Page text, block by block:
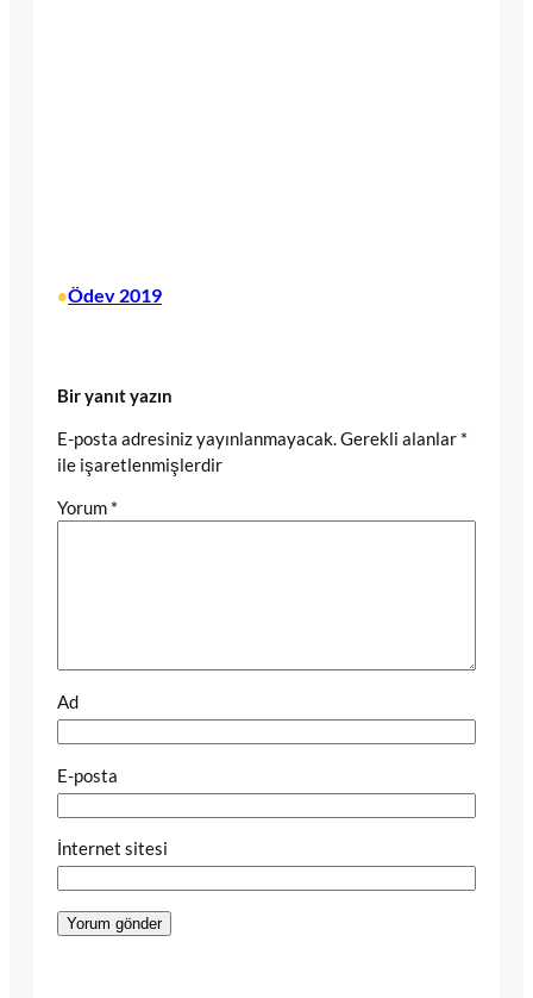
•Ödev 2019
Bir yanıt yazın
E-posta adresiniz yayınlanmayacak. Gerekli alanlar *
ile işaretlenmişlerdir
Yorum *
Ad
E-posta
İnternet sitesi